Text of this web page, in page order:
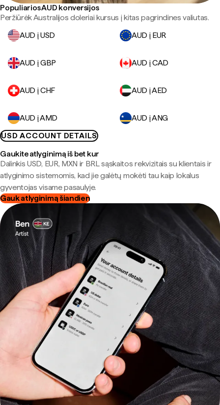
Populiarios AUD konversijos
Peržiūrėk Australijos doleriai kursus į kitas pagrindines valiutas.
AUD į USD
AUD į EUR
AUD į GBP AUD į CAD
AUD į CHF AUD į AED
AUD į AMD
AUD į ANG
USD ACCOUNT DETAILS
Gaukite atlyginimą iš bet kur
Dalinkis USD, EUR, MXN ir BRL sąskaitos rekvizitais su klientais ir
atlyginimo sistemomis, kad jie galėtų mokėti tau kaip lokalus
gyventojas visame pasaulyje.
Gauk atlyginimą šiandien